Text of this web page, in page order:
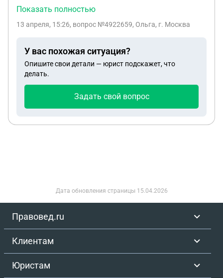
оформлены на имя супруги, две оформлены по
был дважды женат и от каждом браке был
серьезно болен. Завещание он составлять не
хочет. После его ухода, дети от предыдущих
браков могут ли претендовать на совместно
обезопасить? Спасибо.
Показать полностью
13 апреля, 15:26, вопрос №4922659, Ольга, г. Москва
У вас похожая ситуация?
Опишите свои детали — юрист подскажет, что
делать.
Задать свой вопрос
Дата обновления страницы 15.04.2026
Правовед.ru
Клиентам
Юристам